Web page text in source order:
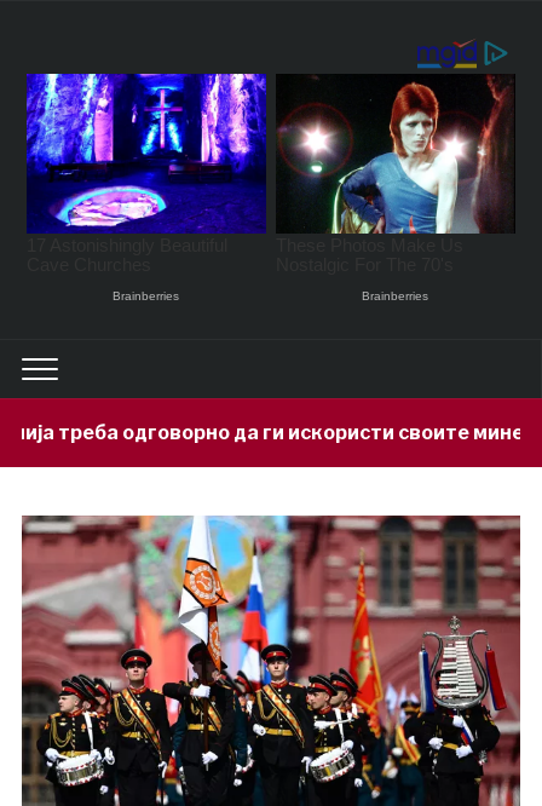
да ги искористи своите минерални богатства